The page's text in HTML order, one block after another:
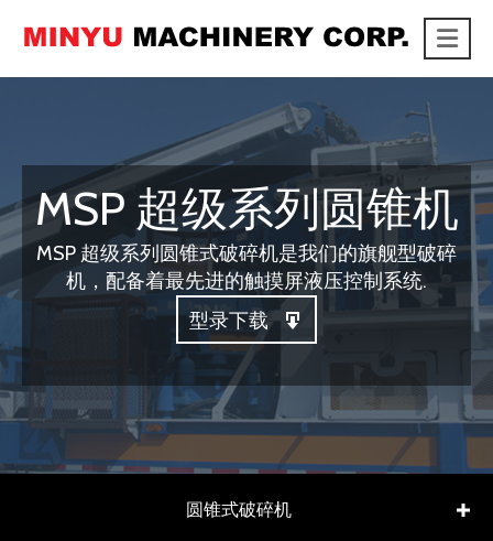
link
MSP 超级系列圆锥机
MSP 超级系列圆锥式破碎机是我们的旗舰型破碎
机，配备着最先进的触摸屏液压控制系统.
型录下载
圆锥式破碎机